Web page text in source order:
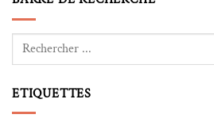
ETIQUETTES